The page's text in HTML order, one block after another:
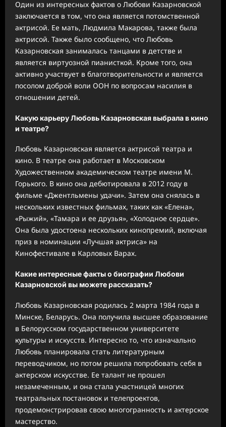
Один из интересных фактов о Любови Казарновской
заключается в том, что она является потомственной
актрисой. Ее мать, Людмила Макарова, также была
актрисой. Также было сообщено, что Любовь
Казарновская занималась танцами в детстве и
является виртуозной пианисткой. Кроме того, она
активно участвует в благотворительности и является
посолом доброй воли ООН по вопросам насилия в
отношении детей.
Какую карьеру Любовь Казарновская выбрала в кино
и театре?
Любовь Казарновская является актрисой театра и
кино. В театре она работает в Московском
Художественном академическом театре имени М.
Горького. В кино она дебютировала в 2012 году в
фильме «Джентльмены удачи». Затем она снялась в
нескольких известных фильмах, таких как «Елена»,
«Рыжий», «Тамара и ее друзья», «Холодное сердце».
Она была удостоена нескольких кинопремий, включая
приз в номинации «Лучшая актриса» на
Кинофестивале в Карловых Варах.
Какие интересные факты о биографии Любови
Казарновской вы можете рассказать?
Любовь Казарновская родилась 2 марта 1984 года в
Минске, Беларусь. Она получила высшее образование
в Белорусском государственном университете
культуры и искусств. Интересно то, что изначально
Любовь планировала стать литературным
переводчиком, но потом решила попробовать себя в
актерском искусстве. Ее талант не прошел
незамеченным, и она стала участницей многих
театральных постановок и телепроектов,
продемонстрировав свою многогранность и актерское
мастерство.